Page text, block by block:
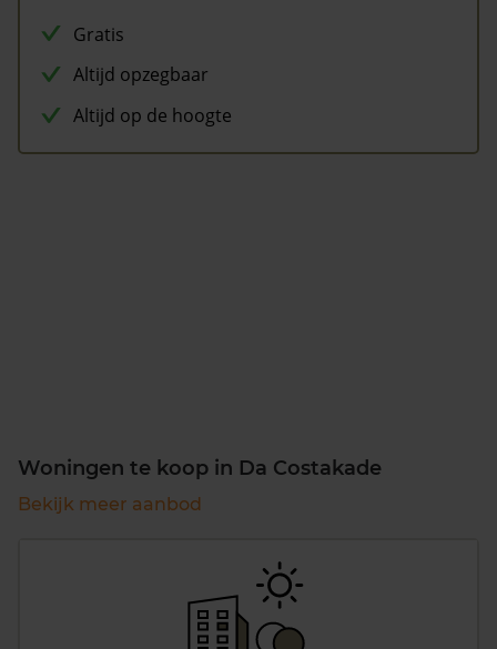
Gratis
Altijd opzegbaar
Altijd op de hoogte
Woningen te koop in Da Costakade
Bekijk meer aanbod